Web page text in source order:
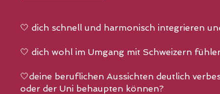
🤍 dich schnell und harmonisch integrieren
🤍 dich wohl im Umgang mit Schweizern
🤍deine beruflichen Aussichten deutlich
oder der Uni behaupten können?